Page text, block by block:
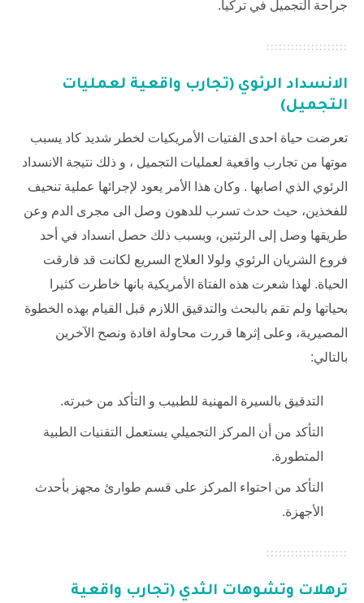
جراحة التجميل في تركيا.
الانسداد الرئوي (تجارب واقعية لعمليات
التجميل)
تعرضت حياة احدى الفتيات الأمريكيات لخطر شديد كاد يسبب
موتها من تجارب واقعية لعمليات التجميل ، و ذلك نتيجة الانسداد
الرئوي الذي اصابها . وكان هذا الأمر يعود لإجرائها عملية تنحيف
للفخذين، حيث حدث تسرب للدهون وصل الى مجرى الدم وعن
طريقها وصل إلى الرئتين، وبسبب ذلك حصل انسداد في أحد
فروع الشريان الرئوي ولولا العلاج السريع لكانت قد فارقت
الحياة. لهذا شعرت هذه الفتاة الأمريكية بانها خاطرت كثيرا
بحياتها ولم تقم بالبحث والتدقيق اللازم قبل القيام بهذه الخطوة
المصيرية، وعلى إثرها قررت محاولة افادة ونصح الآخرين
بالتالي:
التدقيق بالسيرة المهنية للطبيب و التأكد من خبرته.
التأكد من أن المركز التجميلي يستعمل التقنيات الطبية
المتطورة.
التأكد من احتواء المركز على قسم طوارئ مجهز بأحدث
الأجهزة.
ترهلات وتشوهات الثدي (تجارب واقعية